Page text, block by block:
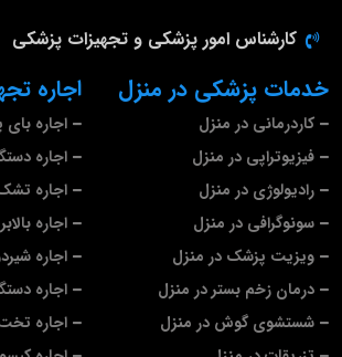
اجاره
اجاره
اجاره
اجاره
اجاره
اجاره
اجاره
اجاره
خدمات پزشکی در منزل
کاردرمانی در منزل
فیزیوتراپی در منزل
رادیولوژی در منزل
سونوگرافی در منزل
ویزیت پزشک در منزل
درمان زخم بستر در منزل
شستشوی گوش در منزل
کارشناس امور پزشکی و تجهیزات پزشکی